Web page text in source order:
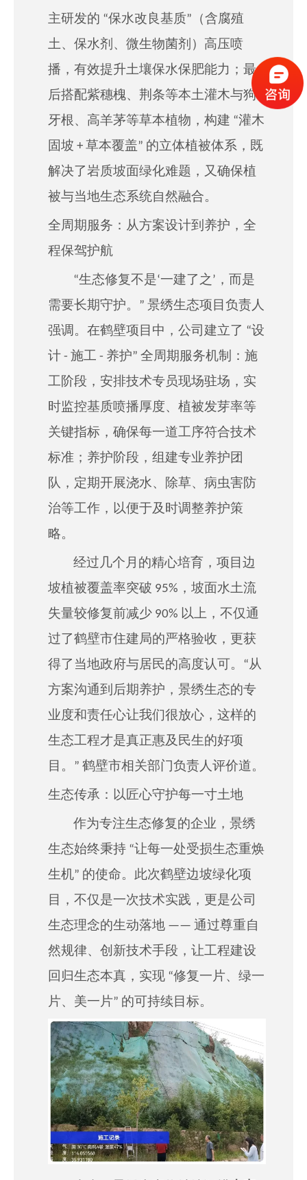
主研发的 “保水改良基质”（含腐殖
土、保水剂、微生物菌剂）高压喷
播，有效提升土壤保水保肥能力；最
后搭配紫穗槐、荆条等本土灌木与狗
牙根、高羊茅等草本植物，构建 “灌木
固坡 + 草本覆盖” 的立体植被体系，既
解决了岩质坡面绿化难题，又确保植
被与当地生态系统自然融合。
全周期服务：从方案设计到养护，全
程保驾护航
“生态修复不是‘一建了之’，而是
需要长期守护。” 景绣生态项目负责人
强调。在鹤壁项目中，公司建立了 “设
计 - 施工 - 养护” 全周期服务机制：施
工阶段，安排技术专员现场驻场，实
时监控基质喷播厚度、植被发芽率等
关键指标，确保每一道工序符合技术
标准；养护阶段，组建专业养护团
队，定期开展浇水、除草、病虫害防
治等工作， 以便于及时调整养护策
略。
经过几个月的精心培育，项目边
坡植被覆盖率突破 95%，坡面水土流
失量较修复前减少 90% 以上，不仅通
过了鹤壁市住建局的严格验收，更获
得了当地政府与居民的高度认可。“从
方案沟通到后期养护，景绣生态的专
业度和责任心让我们很放心，这样的
生态工程才是真正惠及民生的好项
目。” 鹤壁市相关部门负责人评价道。
生态传承：以匠心守护每一寸土地
作为专注生态修复的企业，景绣
生态始终秉持 “让每一处受损生态重焕
生机” 的使命。此次鹤壁边坡绿化项
目，不仅是一次技术实践，更是公司
生态理念的生动落地 —— 通过尊重自
然规律、创新技术手段，让工程建设
回归生态本真，实现 “修复一片、绿一
片、美一片” 的可持续目标。